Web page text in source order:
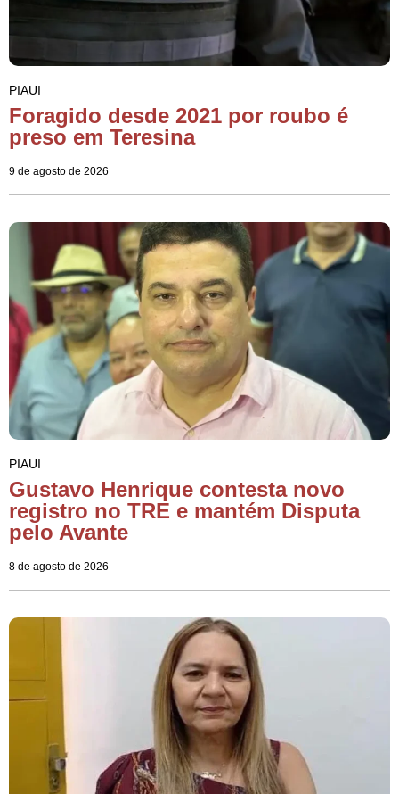
PIAUI
Foragido desde 2021 por roubo é
preso em Teresina
9 de agosto de 2026
PIAUI
Gustavo Henrique contesta novo
registro no TRE e mantém Disputa
pelo Avante
8 de agosto de 2026